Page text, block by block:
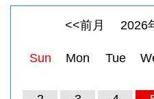
<<前月 2026
Sun Mon Tue